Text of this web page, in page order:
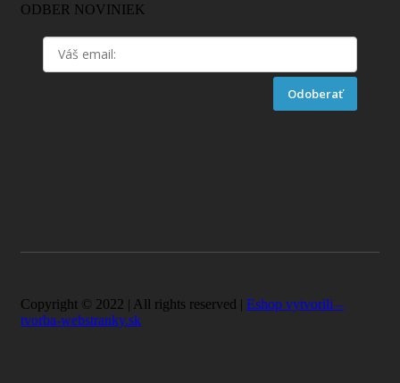
ODBER NOVINIEK
Odoberať
Copyright © 2022 | All rights reserved | Eshop vytvorili –
tvorba-webstranky.sk